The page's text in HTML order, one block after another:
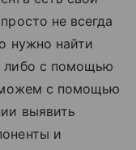
не всегда
нужно найти
либо с помощью
можем с помощью
выявить
и